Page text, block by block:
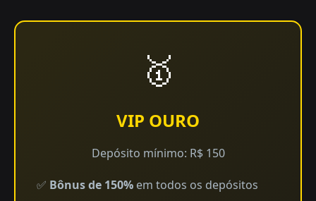
🥇
VIP OURO
Depósito mínimo: R$ 150
✅ Bônus de 150% em todos os depósitos